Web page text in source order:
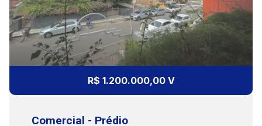
11:00
12:00R$ 1.200.000,00 V
Comercial - Prédio